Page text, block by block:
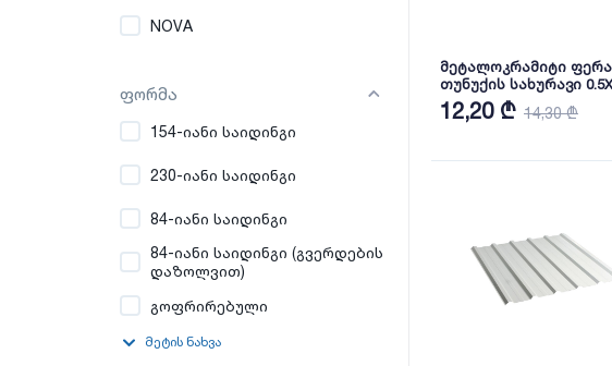
NOVA
ფორმა
154-იანი საიდინგი
230-იანი საიდინგი
84-იანი საიდინგი
84-იანი საიდინგი (გვერდების
დაზოლვით)
გოფრირებული
მეტის ნახვა
მეტალოკრამიტი
თუნუქის სახურავი
პრიალა RAL3005 NOVA
12,20 ₾ 14,30 ₾